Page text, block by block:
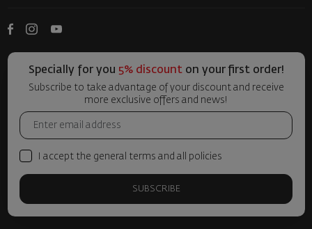
Specially for you 5% discounton your first order!
Subscribe to take advantage of your discount and receive
more exclusive offers and news!
I accept the general terms and all policies
SUBSCRIBE